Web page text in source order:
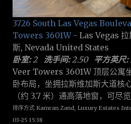
3726 South Las Vegas
Towers 3601W- Las Vegas 拉
斯, Nevada United States
卧室:2 洗手间:2.50 平方英尺:
Veer Towers 3601W 顶层公寓
卧布局，坐拥拉斯维加斯大道核
（约 3.7 米）通高落地窗，可尽
排序方式 Kamran Zand, Luxury Estates
03-25 15:38